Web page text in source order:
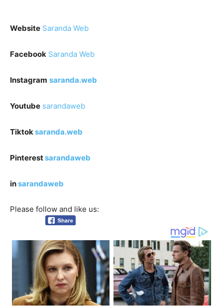
Website Saranda Web
Facebook Saranda Web
Instagram saranda.web
Youtube sarandaweb
Tiktok saranda.web
Pinterestsarandaweb
insarandaweb
Please follow and like us: